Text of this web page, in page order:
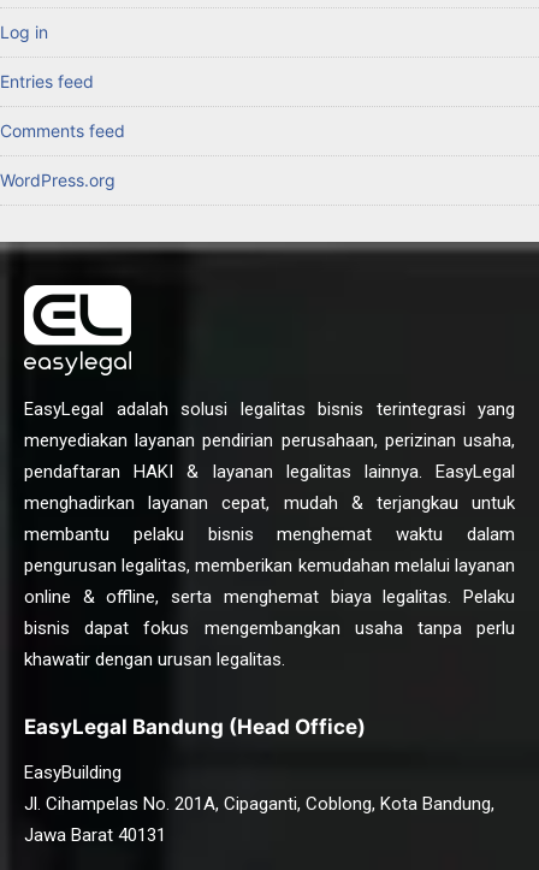
Log in
Entries feed
Comments feed
WordPress.org
EasyLegal adalah solusi legalitas bisnis terintegrasi yang
menyediakan layanan pendirian perusahaan, perizinan usaha,
pendaftaran HAKI & layanan legalitas lainnya. EasyLegal
menghadirkan layanan cepat, mudah & terjangkau untuk
membantu pelaku bisnis menghemat waktu dalam
pengurusan legalitas, memberikan kemudahan melalui layanan
online & offline, serta menghemat biaya legalitas. Pelaku
bisnis dapat fokus mengembangkan usaha tanpa perlu
khawatir dengan urusan legalitas.
EasyLegal Bandung (Head Office)
EasyBuilding
Jl. Cihampelas No. 201A, Cipaganti, Coblong, Kota Bandung,
Jawa Barat 40131